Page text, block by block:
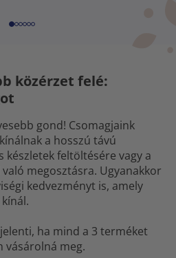
közérzet felé:
gond! Csomagjaink
a hosszú távú
készletek feltöltésére vagy a
megosztásra. Ugyanakkor
kedvezményt is, amely
ha mind a 3 terméket
vásárolná meg.